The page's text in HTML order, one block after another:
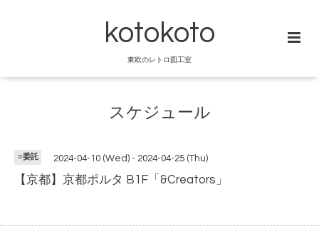
kotokoto
東欧のレトロ図工室
スケジュール
○委託 2024-04-10 (Wed) - 2024-04-25 (Thu)
【京都】京都ポルタ B1F「&Creators」